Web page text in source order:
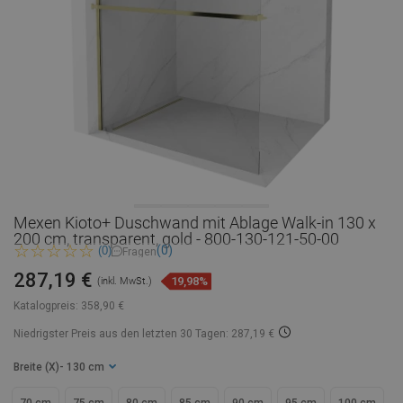
Mexen Kioto+ Duschwand mit Ablage Walk-in 130 x
200 cm, transparent, gold - 800-130-121-50-00
(0) Fragen(0)
Katalogpreis: 358,90 €
287,19 € (inkl. MwSt.) 19,98%
Niedrigster Preis aus den letzten 30 Tagen: 287,19 €
Breite (X) - 130 cm